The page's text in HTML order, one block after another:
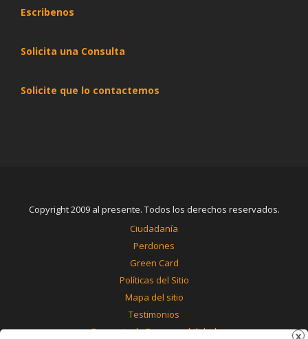
Escribenos
Solicita una Consulta
Solicite que lo contactemos
Copyright 2009 al presente. Todos los derechos reservados.
Ciudadanía
Perdones
Green Card
Políticas del Sitio
Mapa del sitio
Testimonios
Renuncia de Responsabilidad